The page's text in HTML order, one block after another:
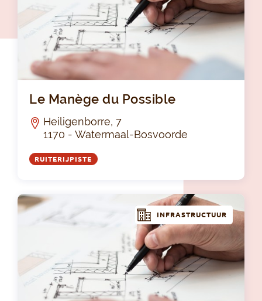
Le Manège du Possible
Heiligenborre, 7
1170 - Watermaal-Bosvoorde
RUITERIJPISTE
INFRASTRUCTUUR